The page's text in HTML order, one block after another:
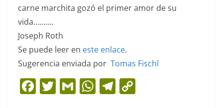
carne marchita gozó el primer amor de su
vida……….
Joseph Roth
Se puede leer en este enlace.
Sugerencia enviada por Tomas Fischl
F T G W T